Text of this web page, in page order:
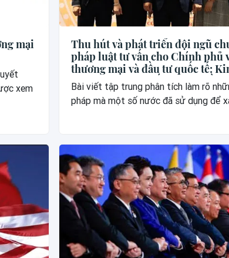
mại
xem
Thu hút và phát triển đội ngũ
pháp luật tư vấn cho Chính phủ
thương mại và đầu tư quốc tế:
nghiệm của một số nước và đề
với Việt Nam
Bài viết tập trung phân tích làm rõ
pháp mà một số nước đã sử dụng để